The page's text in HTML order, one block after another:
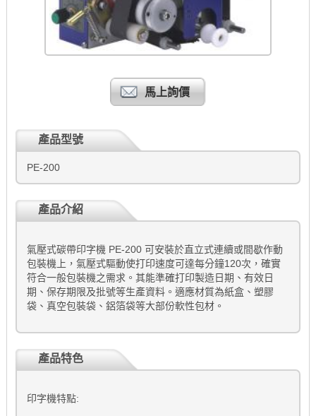
馬上詢價
產品型號
PE-200
產品介紹
氣壓式碳帶印字機 PE-200 可安裝於直立式連續或間歇作動
包裝機上，氣壓式驅動使打印速度可達每分鐘120次，確實
符合一般包裝機之需求。其能準確打印製造日期、有效日
期、保存期限及批號等生產資料。適應材質為紙盒、塑膠
袋、真空包裝袋、鋁箔袋等大部份軟性包材。
產品特色
印字機特點: